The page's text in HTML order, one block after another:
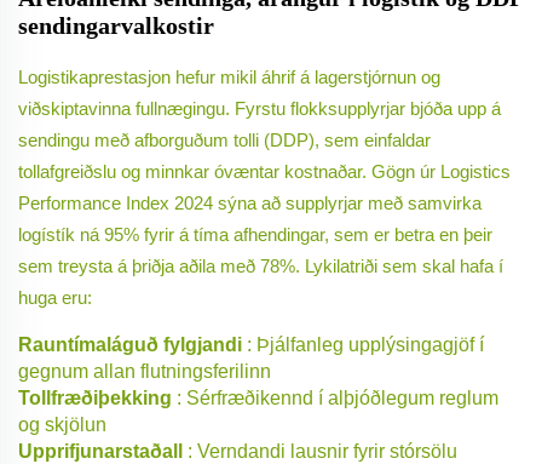
sendingarvalkostir
Logistikaprestasjon hefur mikil áhrif á lagerstjórnun og
viðskiptavinna fullnægingu. Fyrstu flokksupplyrjar bjóða upp á
sendingu með afborguðum tolli (DDP), sem einfaldar
tollafgreiðslu og minnkar óvæntar kostnaðar. Gögn úr Logistics
Performance Index 2024 sýna að supplyrjar með samvirka
logístík ná 95% fyrir á tíma afhendingar, sem er betra en þeir
sem treysta á þriðja aðila með 78%. Lykilatriði sem skal hafa í
huga eru:
Rauntímaláguð fylgjandi : Þjálfanleg upplýsingagjöf í
gegnum allan flutningsferilinn
Tollfræðiþekking : Sérfræðikennd í alþjóðlegum reglum
og skjölun
Upprifjunarstaðall : Verndandi lausnir fyrir stórsölu